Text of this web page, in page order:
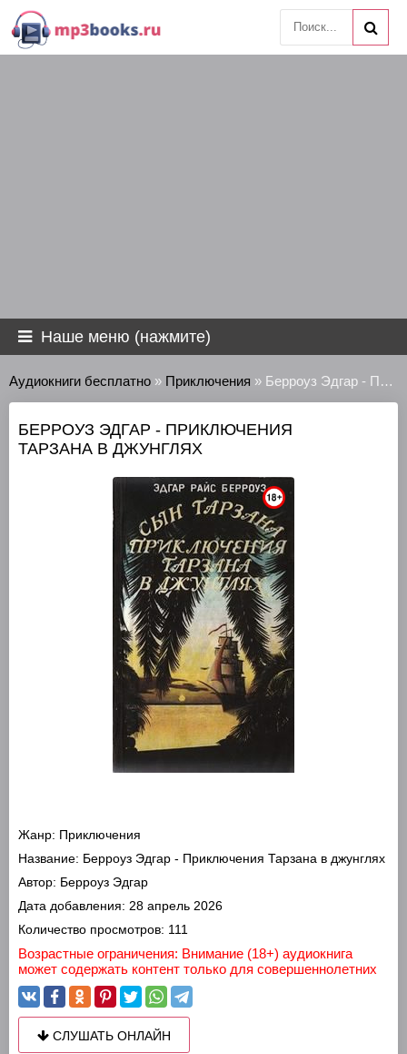
Наше меню (нажмите)
Аудиокниги бесплатно » Приключения » Берроуз Эдгар - Приключения Тарзана в джунглях
БЕРРОУЗ ЭДГАР - ПРИКЛЮЧЕНИЯ
ТАРЗАНА В ДЖУНГЛЯХ
Жанр: Приключения
Название: Берроуз Эдгар - Приключения Тарзана в джунглях
Автор: Берроуз Эдгар
Дата добавления: 28 апрель 2026
Количество просмотров: 111
Возрастные ограничения: Внимание (18+) аудиокнига
может содержать контент только для совершеннолетних
СЛУШАТЬ ОНЛАЙН